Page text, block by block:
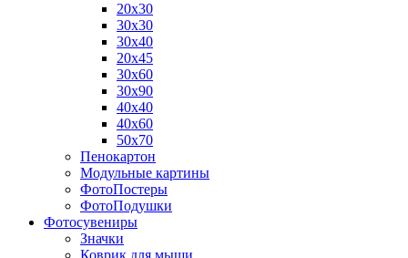
20х30
30х30
30х40
20х45
30х60
30х90
40х40
40х60
50х70
Пенокартон
Модульные картины
ФотоПостеры
ФотоПодушки
Фотоcувениры
Значки
Коврик для мыши